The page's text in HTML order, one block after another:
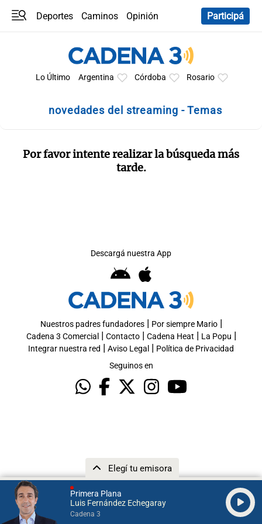
Primera Plana
Luis Fernández Echegaray
Cadena 3
Elegí tu emisora
Deportes Caminos
Opinión
Participá
Lo Último Argentina Córdoba Rosario
novedades del streaming - Temas
Por favor intente realizar la búsqueda más
tarde.
Descargá nuestra App
Nuestros padres fundadores| Por siempre Mario|
Cadena 3 Comercial | Contacto| Cadena Heat | La Popu |
Integrar nuestra red | Aviso Legal | Política de Privacidad
Seguinos en